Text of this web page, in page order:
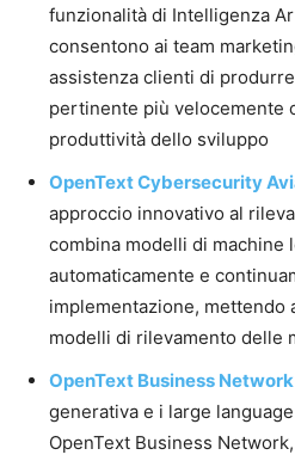
funzionalità di Intelligenza
consentono ai team
assistenza clienti di
pertinente più velocemente
produttività dello sviluppo
OpenText Cybersecurity
approccio innovativo al
combina modelli di machine
automaticamente e
implementazione, mettendo
modelli di rilevamento delle
OpenText Business
generativa e i large
OpenText Business